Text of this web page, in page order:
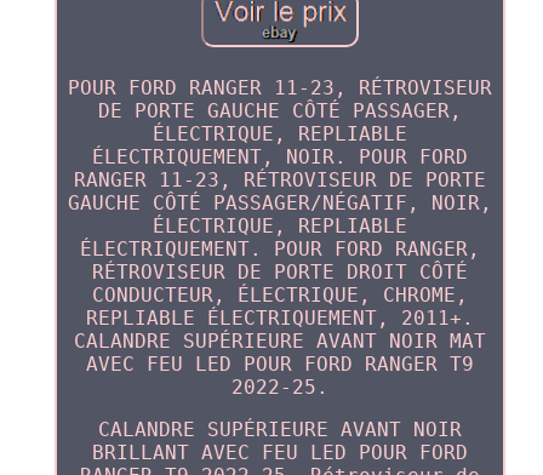
POUR FORD RANGER 11-23, RÉTROVISEUR
DE PORTE GAUCHE CÔTÉ PASSAGER,
ÉLECTRIQUE, REPLIABLE
ÉLECTRIQUEMENT, NOIR. POUR FORD
RANGER 11-23, RÉTROVISEUR DE PORTE
GAUCHE CÔTÉ PASSAGER/NÉGATIF, NOIR,
ÉLECTRIQUE, REPLIABLE
ÉLECTRIQUEMENT. POUR FORD RANGER,
RÉTROVISEUR DE PORTE DROIT CÔTÉ
CONDUCTEUR, ÉLECTRIQUE, CHROME,
REPLIABLE ÉLECTRIQUEMENT, 2011+.
CALANDRE SUPÉRIEURE AVANT NOIR MAT
AVEC FEU LED POUR FORD RANGER T9
2022-25.
CALANDRE SUPÉRIEURE AVANT NOIR
BRILLANT AVEC FEU LED POUR FORD